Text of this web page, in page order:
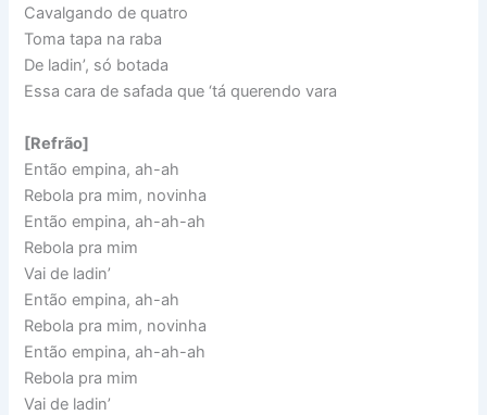
Cavalgando de quatro
Toma tapa na raba
De ladin’, só botada
Essa cara de safada que ‘tá querendo vara
[Refrão]
Então empina, ah-ah
Rebola pra mim, novinha
Então empina, ah-ah-ah
Rebola pra mim
Vai de ladin’
Então empina, ah-ah
Rebola pra mim, novinha
Então empina, ah-ah-ah
Rebola pra mim
Vai de ladin’